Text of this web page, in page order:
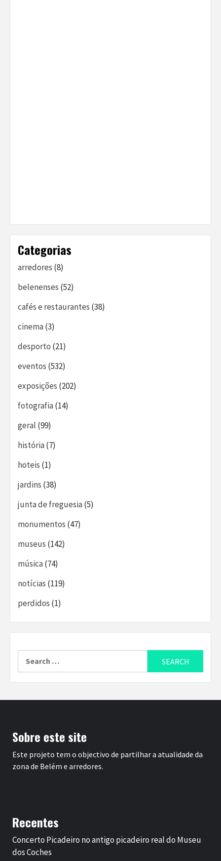
Categorias
arredores (8)
belenenses (52)
cafés e restaurantes (38)
cinema(3)
desporto (21)
eventos (532)
exposições (202)
fotografia(14)
geral (99)
história(7)
hoteis (1)
jardins (38)
junta de freguesia(5)
monumentos (47)
museus (142)
música(74)
notícias (119)
perdidos (1)
Sobre este site
Este projeto tem o objectivo de partilhar a atualidade da
zona de Belém e arredores.
Recentes
Concerto Picadeiro no antigo picadeiro real do Museu
dos Coches